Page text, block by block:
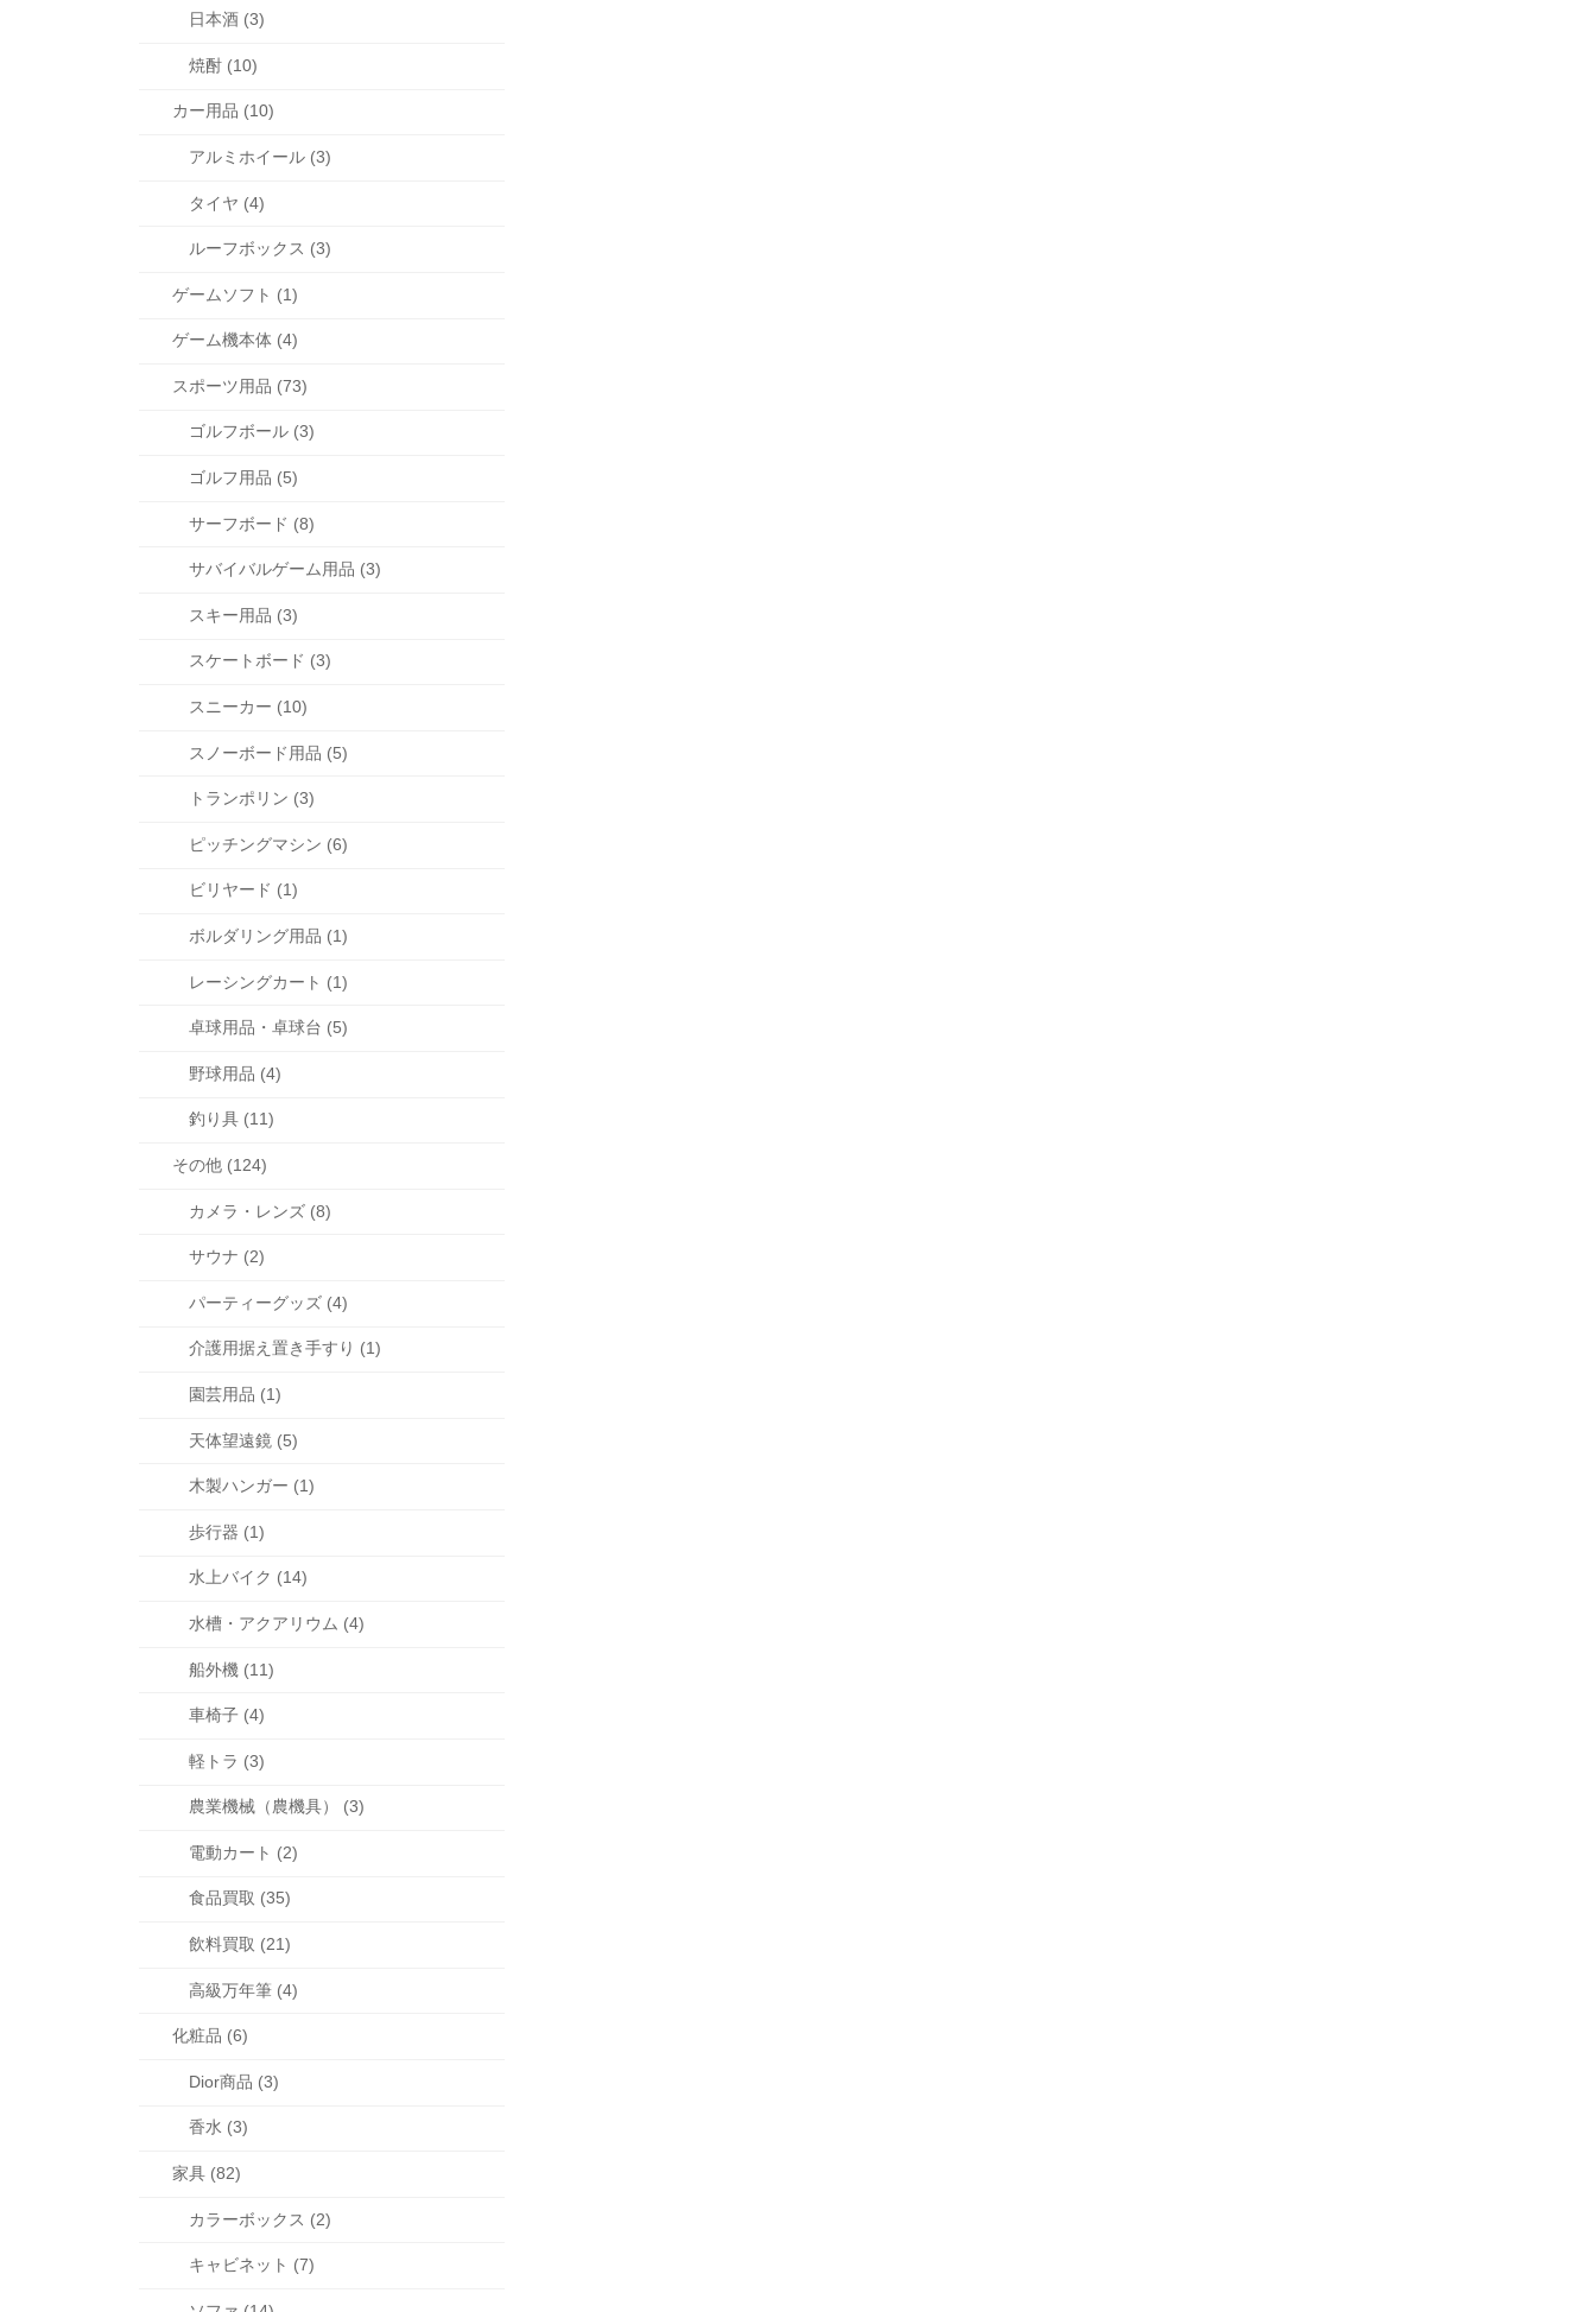
日本酒 (3)
焼酎 (10)
カー用品 (10)
アルミホイール (3)
タイヤ (4)
ルーフボックス (3)
ゲームソフト (1)
ゲーム機本体 (4)
スポーツ用品 (73)
ゴルフボール (3)
ゴルフ用品 (5)
サーフボード (8)
サバイバルゲーム用品 (3)
スキー用品 (3)
スケートボード (3)
スニーカー (10)
スノーボード用品 (5)
トランポリン (3)
ピッチングマシン (6)
ビリヤード (1)
ボルダリング用品 (1)
レーシングカート (1)
卓球用品・卓球台 (5)
野球用品 (4)
釣り具 (11)
その他 (124)
カメラ・レンズ (8)
サウナ (2)
パーティーグッズ (4)
介護用据え置き手すり (1)
園芸用品 (1)
天体望遠鏡 (5)
木製ハンガー (1)
歩行器 (1)
水上バイク (14)
水槽・アクアリウム (4)
船外機 (11)
車椅子 (4)
軽トラ (3)
農業機械（農機具） (3)
電動カート (2)
食品買取 (35)
飲料買取 (21)
高級万年筆 (4)
化粧品 (6)
Dior商品 (3)
香水 (3)
家具 (82)
カラーボックス (2)
キャビネット (7)